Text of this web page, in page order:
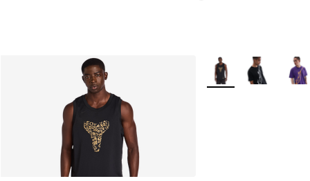
Meer kleuren